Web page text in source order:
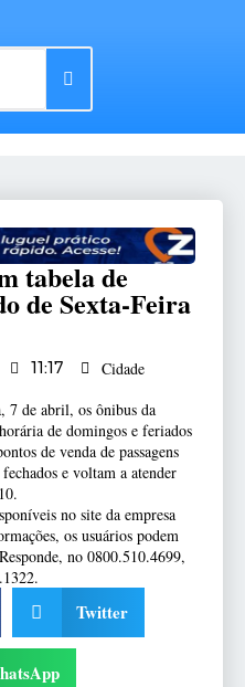
tabela de
de Sexta-Feira
11:17
Cidade
7 de abril, os ônibus da
de domingos e feriados
de venda de passagens
e voltam a atender
no site da empresa
os usuários podem
no 0800.510.4699,
Twitter